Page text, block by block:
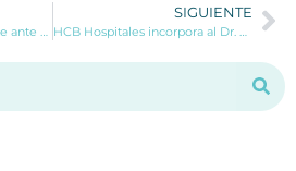
Cómo actuar rápidamente ante una torcedura en el tobillo
SIGUIENTE
HCB Hospitales incorpora al Dr. Pedro Ortiz, especialista en Hematología